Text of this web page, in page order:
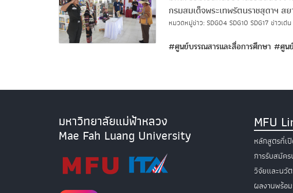
กรมสมเด็จพระเทพรัตนราชสุดาฯ ส
หมวดหมู่ข่าว: SDG04 SDG10 SDG17 ข่าวเด่น
#ศูนย์บรรณสารและสื่อการศึกษา #ศูน
มหาวิทยาลัยแม่ฟ้าหลวง
Mae Fah Luang University
MFU
หลักสูตรที่เ
การรับสมัค
วิจัยและนวั
ผลงานพร้อ